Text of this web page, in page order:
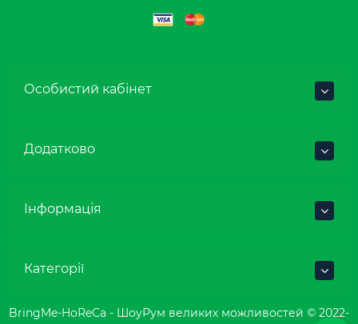
Особистий кабінет
Додатково
Інформація
Категорії
BringMe-HoReCa - ШоуРум великих можливостей © 2022-